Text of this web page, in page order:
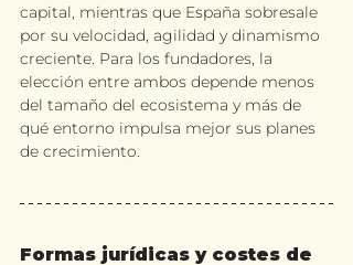
capital, mientras que España sobresale
por su velocidad, agilidad y dinamismo
creciente. Para los fundadores, la
elección entre ambos depende menos
del tamaño del ecosistema y más de
qué entorno impulsa mejor sus planes
de crecimiento.
Formas jurídicas y costes de